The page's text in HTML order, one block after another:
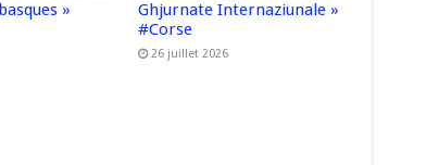
»
Ghjurnate Internaziunale »
#Corse
26 juillet 2026